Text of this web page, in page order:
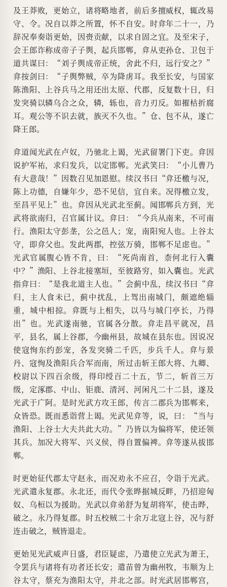
及王莽败，更始立，诸将略地者，前后多擅威权，辄改易
守、令。况自以莽之所置，怀不自安。时弇年二十一，乃
辞况奉奏诣更始，因赍贡献，以求自固之宜。及至宋子，
会王郎诈称成帝子子舆，起兵邯郸，弇从吏孙仓、卫包于
道共谋曰：“刘子舆成帝正统，舍此不归，远行安之？”
弇按剑曰：“子舆弊贼，卒为降虏耳。我至长安，与国家
陈渔阳、上谷兵马之用还出太原、代郡，反复数十日，归
发突骑以辚乌合之众，辚，轹也，音力刃反。如摧枯折腐
耳。观公等不识去就，族灭不久也。”仓、包不从，遂亡
降王郎。
弇道闻光武在卢奴，乃驰北上谒，光武留署门下吏。弇因
说护军祐，求归发兵，以定邯郸。光武笑曰：“小儿曹乃
有大意哉！”因数召见加恩慰。续汉书曰“弇还檄与况，
陈上功德，自嫌年少，恐不见信，宜自来。况得檄立发，
至昌平见上”也。弇因从光武北至蓟。闻邯郸兵方到，光
武将欲南归，召官属计议。弇曰：“今兵从南来，不可南
行。渔阳太守彭垄，公之邑人；宠，南阳宛人也。上谷太
守，即弇父也。发此两郡，控弦万骑，邯郸不足虑也。”
光武官属腹心皆不肯，曰：“死尚南首，柰何北行入囊
中？”渔阳、上谷北接塞垣，至彼路穷，如入囊也。光武
指弇曰：“是我北道主人也。”会蓟中乱，续汉书曰“弇
归，主人食未已，蓟中扰乱，上驾出南城门，颇遮绝辎
重，城中相掠。弇既与上相失，以马与城门亭长，乃得
出”也。光武遂南驰，官属各分散。弇走昌平就况，昌
平，县名，属上谷郡，今幽州县，故城在县东也。因说况
使寇恂东约彭宠，各发突骑二千匹，步兵千人。弇与景
丹、寇恂及渔阳兵合军而南，所过击斩王郎大将、九卿、
校尉以下四百余级，得印绶百二十五，节二，斩首三万
级，定涿郡、中山、钜鹿、清河、河闲凡二十二县，遂及
光武于广阿。是时光武方攻王郎，传言二郡兵为邯郸来，
众皆恐。既而悉诣营上谒。光武见弇等，说，曰：“当与
渔阳、上谷士大夫共此大功。”乃皆以为偏将军，使还领
其兵。加况大将军、兴义侯，得自置偏裨。弇等遂从拔邯
郸。
时更始征代郡太守赵永，而况劝永不应召，令诣于光武。
光武遣永复郡。永北还，而代令张晔据城反畔，乃招迎匈
奴、乌桓以为援助。光武以弇弟舒为复胡将军，使击晔，
破之。永乃得复郡。时五校贼二十余万北寇上谷，况与舒
连击破之，贼皆退走。
更始见光武威声日盛，君臣疑虑，乃遣使立光武为萧王，
令罢兵与诸将有功者还长安；遣苗曾为幽州牧，韦顺为上
谷太守，蔡充为渔阳太守，并北之部。时光武居邯郸宫，